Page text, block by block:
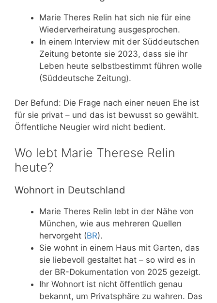
Marie Theres Relin hat sich nie für eine
Wiederverheiratung ausgesprochen.
In einem Interview mit der Süddeutschen
Zeitung betonte sie 2023, dass sie ihr
Leben heute selbstbestimmt führen wolle
(Süddeutsche Zeitung).
Der Befund: Die Frage nach einer neuen Ehe ist
für sie privat – und das ist bewusst so gewählt.
Öffentliche Neugier wird nicht bedient.
Wo lebt Marie Therese Relin
heute?
Wohnort in Deutschland
Marie Theres Relin lebt in der Nähe von
München, wie aus mehreren Quellen
hervorgeht (BR).
Sie wohnt in einem Haus mit Garten, das
sie liebevoll gestaltet hat – so wird es in
der BR-Dokumentation von 2025 gezeigt.
Ihr Wohnort ist nicht öffentlich genau
bekannt, um Privatsphäre zu wahren. Das